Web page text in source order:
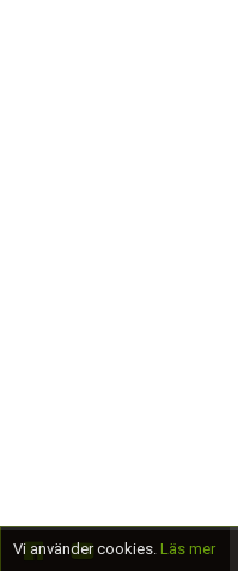
Vi använder cookies. Läs mer